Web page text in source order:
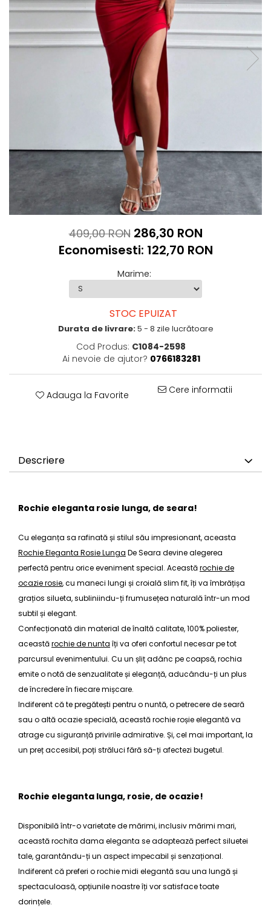
409,00 RON 286,30 RON
Economisesti: 122,70 RON
Marime:
STOC EPUIZAT
Durata de livrare:5 - 8 zile lucrătoare
Cod Produs: C1084-2598
Ai nevoie de ajutor? 0766183281
Adauga la Favorite Cere informatii
Descriere
Rochie eleganta rosie lunga, de seara!
Cu eleganța sa rafinată și stilul său impresionant, aceasta
Rochie Eleganta Rosie Lunga De Seara devine alegerea
perfectă pentru orice eveniment special. Aceastărochie de
ocazie rosie, cu maneci lungi și croială slim fit, îți va îmbrățișa
grațios silueta, subliniindu-ți frumusețea naturală într-un mod
subtil și elegant.
Confecționată din material de înaltă calitate, 100% poliester,
aceastărochie de nunta îți va oferi confortul necesar pe tot
parcursul evenimentului. Cu un șliț adânc pe coapsă, rochia
emite o notă de senzualitate și eleganță, aducându-ți un plus
de încredere în fiecare mișcare.
Indiferent că te pregătești pentru o nuntă, o petrecere de seară
sau o altă ocazie specială, aceastărochie roșie elegantăva
atrage cu siguranță privirile admirative. Și, cel mai important, la
un preț accesibil, poți străluci fără să-ți afectezi bugetul.
Rochie eleganta lunga, rosie, de ocazie!
Disponibilă într-o varietate de mărimi, inclusiv mărimi mari,
aceastărochita dama eleganta se adaptează perfect siluetei
tale, garantându-ți un aspect impecabil și senzațional.
Indiferent că preferi orochie midi elegantăsau una lungă și
spectaculoasă, opțiunile noastre îți vor satisface toate
dorințele.